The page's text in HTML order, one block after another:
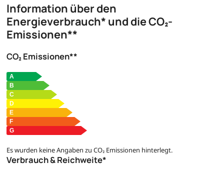
Information über den
Energieverbrauch* und die CO₂-
Emissionen**
CO₂ Emissionen**
Es wurden keine Angaben zu CO₂ Emissionen hinterlegt.
Verbrauch & Reichweite*